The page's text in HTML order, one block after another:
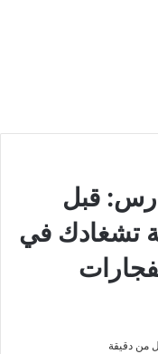
قبل
تشغادك في
من دقيقة